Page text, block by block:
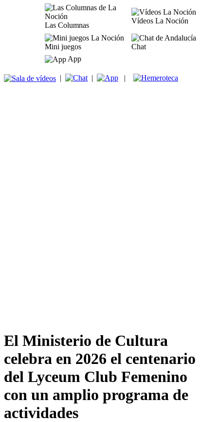
Las Columnas
Vídeos La Noción
Mini juegos
Chat
App
| | |
El Ministerio de Cultura
celebra en 2026 el centenario
del Lyceum Club Femenino
con un amplio programa de
actividades